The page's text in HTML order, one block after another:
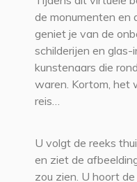
de monumenten en
geniet je van de
schilderijen en
kunstenaars die
waren. Kortom, het
reis…
U volgt de reeks
en ziet de
zou zien. U hoort